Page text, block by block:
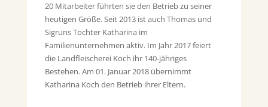
20 Mitarbeiter führten sie den Betrieb zu seiner
heutigen Größe. Seit 2013 ist auch Thomas und
Sigruns Tochter Katharina im
Familienunternehmen aktiv. Im Jahr 2017 feiert
die Landfleischerei Koch ihr 140-jähriges
Bestehen. Am 01. Januar 2018 übernimmt
Katharina Koch den Betrieb ihrer Eltern.